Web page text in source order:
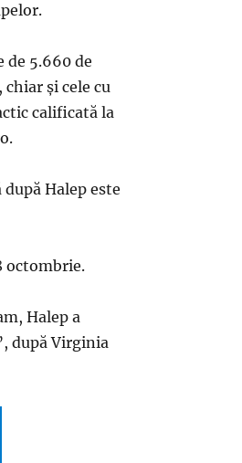
de 5.660 de
şi cele cu
calificată la
Halep este
octombrie.
Halep a
după Virginia